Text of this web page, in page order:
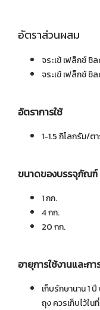
อัตราส่วนผสม
จระเข้ เฟล็กช์ ชิ
จระเข้ เฟล็กช์ ชิ
อัตราการใช้
1-1.5 กิโลกรัม/ต
ขนาดของบรรจุภัณฑ์
1 กก.
4 กก.
20 กก.
อายุการใช้งานและก
เก็บรักษานาน 1
ถุง ควรเก็บไว้ใน